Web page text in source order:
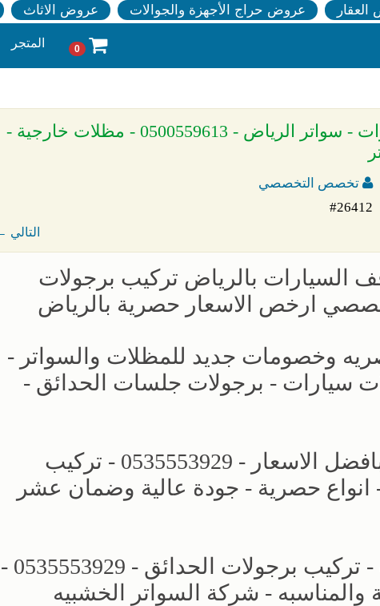
عروض حراج الأجهزة والجوالات عروض الاثاث
0 المتجر
» مظلات وسواتر الاختيار الاول - اسعار مظلات سيارات - سواتر الرياض - 0500559613 - مظلات خارجية -
تخصص التخصصي
#26412
← التالي
السيارات بالرياض تركيب برجولات
ارخص الاسعار حصرية بالرياض
وخصومات جديد للمظلات والسواتر -
مظلات سيارات - برجولات جلسات الحدائق -
مظلات وسواتر الاختيار الجديد بالرياض - بافضل الاسعار - 0535553929 - تركيب
حصرية - جودة عالية وضمان عشر
مؤسسة الاختيار الاول للمظلات السيارات - تركيب برجولات الحدائق - 0535553929 -
والمناسبه - شركة السواتر الخشبيه